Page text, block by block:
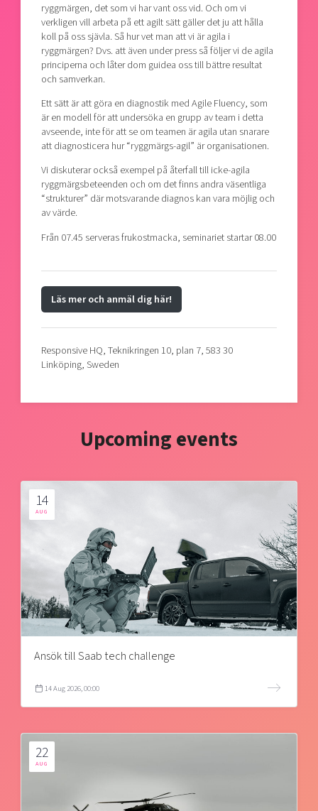
Shaping cities and regions
Bright East
Reversed mentorship
Current offers and activities
Upscaling
Talent & skills
Startup & industry collaboration
Offers to boost your business
Funding opportunities
Our community of companies
Projects
Publications
Project toolbox
Our clusters
Reach out to us
Locations
Today's lunch in Mjärdevi
ryggmärgen, det som vi har vant oss vid. Och om vi
verkligen vill arbeta på ett agilt sätt gäller det ju att hålla
koll på oss sjävla. Så hur vet man att vi är agila i
ryggmärgen? Dvs. att även under press så följer vi de agila
principerna och låter dom guidea oss till bättre resultat
och samverkan.
Ett sätt är att göra en diagnostik med Agile Fluency, som
är en modell för att undersöka en grupp av team i detta
avseende, inte för att se om teamen är agila utan snarare
att diagnosticera hur “ryggmärgs-agil” är organisationen.
Vi diskuterar också exempel på återfall till icke-agila
ryggmärgsbeteenden och om det finns andra väsentliga
“strukturer” där motsvarande diagnos kan vara möjlig och
av värde.
Från 07.45 serveras frukostmacka, seminariet startar 08.00
Läs mer och anmäl dig här!
Responsive HQ, Teknikringen 10, plan 7, 583 30
Linköping, Sweden
Upcoming events
14
AUG
Ansök till Saab tech challenge
14 Aug 2026, 00:00
22
AUG